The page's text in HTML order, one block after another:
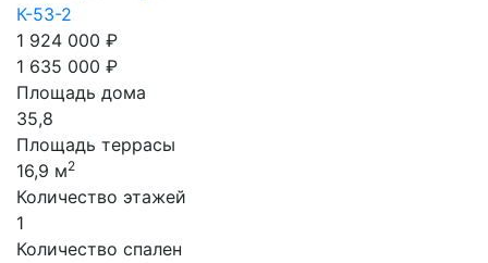
К-53-2
1 924 000 ₽
1 635 000 ₽
Площадь дома
35,8
Площадь террасы
16,9 м2
Количество этажей
1
Количество спален